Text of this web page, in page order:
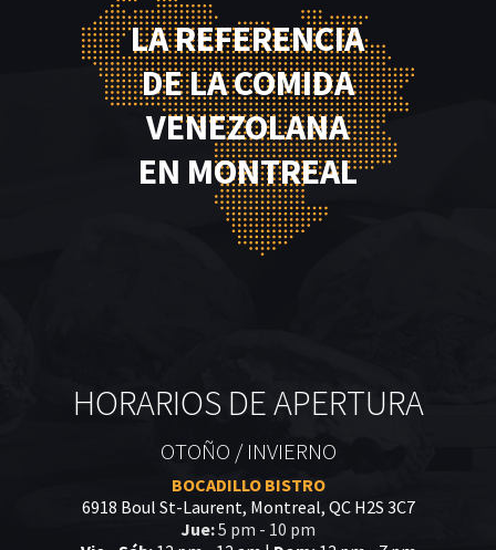
LA REFERENCIA
DE LA COMIDA
VENEZOLANA
EN MONTREAL
HORARIOS DE APERTURA
OTOÑO / INVIERNO
BOCADILLO BISTRO
6918 Boul St-Laurent, Montreal, QC H2S 3C7
Jue:5 pm - 10 pm